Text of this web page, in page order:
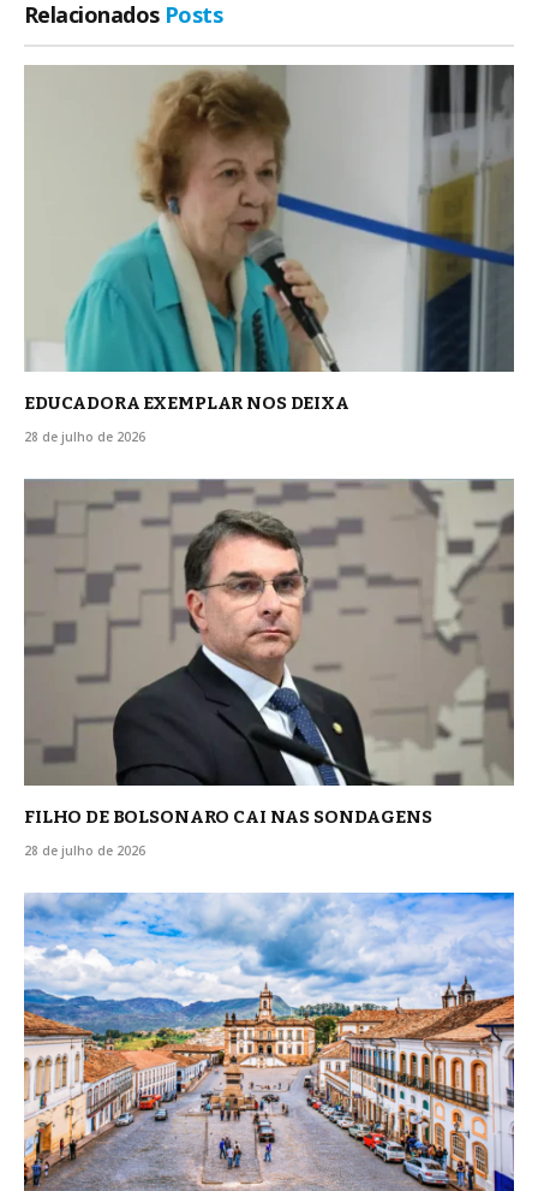
Relacionados Posts
EDUCADORA EXEMPLAR NOS DEIXA
28 de julho de 2026
FILHO DE BOLSONARO CAI NAS SONDAGENS
28 de julho de 2026